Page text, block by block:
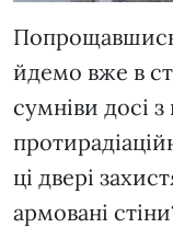
йдемо вже в
сумніви досі
ці двері
армовані